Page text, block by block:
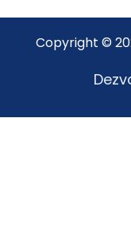
Copyright ©